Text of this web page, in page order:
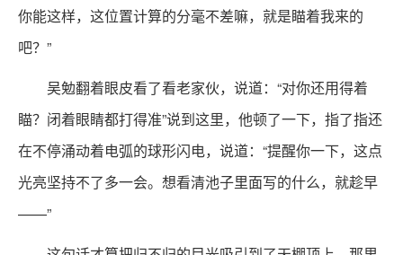
你能这样，这位置计算的分毫不差嘛，就是瞄着我来的
吧？”
吴勉翻着眼皮看了看老家伙，说道：“对你还用得着
瞄？闭着眼睛都打得准”说到这里，他顿了一下，指了指还
在不停涌动着电弧的球形闪电，说道：“提醒你一下，这点
光亮坚持不了多一会。想看清池子里面写的什么，就趁早
——”